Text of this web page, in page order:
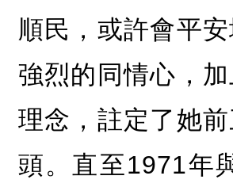
順民，或許會平
強烈的同情心，
理念，註定了她
頭。直至1971年